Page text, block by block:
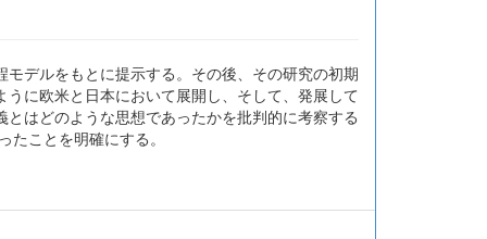
デルをもとに提示する。その後、その研究の初期
に欧米と日本において展開し、そして、発展して
はどのような思想であったかを批判的に考察する
ことを明確にする。